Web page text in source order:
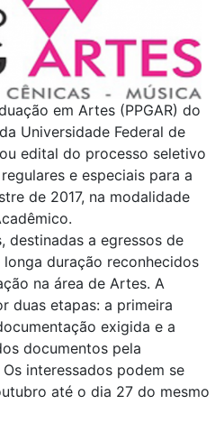
em Artes (PPGAR) do
Universidade Federal de
edital do processo seletivo
e especiais para a
de 2017, na modalidade
destinadas a egressos de
duração reconhecidos
na área de Artes. A
duas etapas: a primeira
exigida e a
documentos pela
interessados podem se
até o dia 27 do mesmo